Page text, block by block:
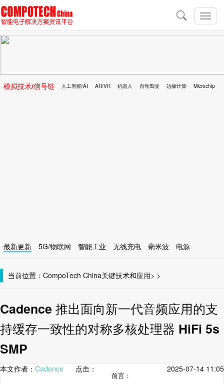
切
换
导
导
航
模拟技术/信号链 人工智能/AI AR/VR 机器人 自动驾驶 边缘计算 Microchip
最新更新 5G/物联网 智能工业 无线充电 毫米波
电源
当前位置： CompoTech China >
关键技术和应用 >
Cadence 推出面向新一代音频应用的支
持缓存一致性的对称多核处理器 HiFi 5s
SMP
本文作者： Cadence 点击： 2025-07-14 11:05
前言：